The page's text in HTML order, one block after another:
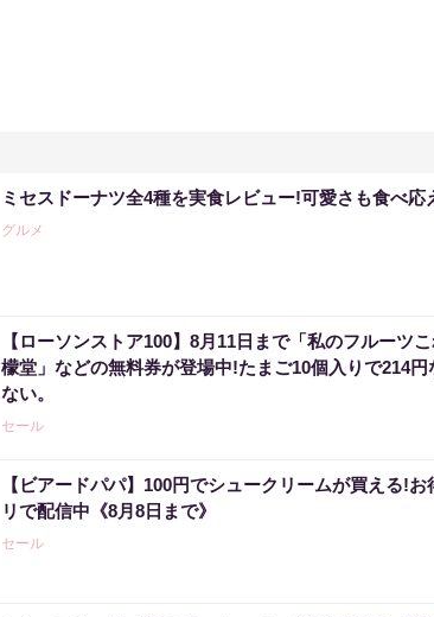
ミセスドーナツ全4種を実食レビュー!可愛さも食べ応
グルメ
【ローソンストア100】8月11日まで「私のフルーツ
檬堂」などの無料券が登場中!たまご10個入りで214
ない。
セール
【ビアードパパ】100円でシュークリームが買える!
リで配信中《8月8日まで》
セール